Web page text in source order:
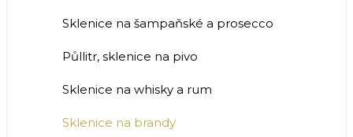
Sklenice na šampaňské a prosecco
Půllitr, sklenice na pivo
Sklenice na whisky a rum
Sklenice na brandy